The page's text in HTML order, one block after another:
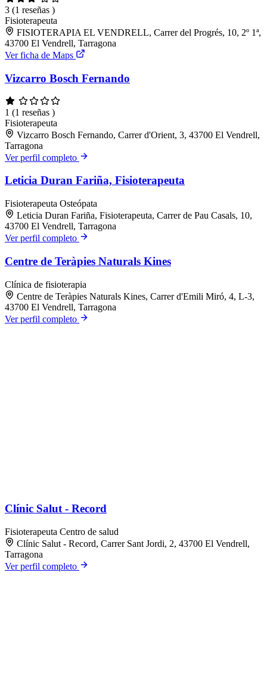
3 (1 reseñas )
Fisioterapeuta
FISIOTERAPIA EL VENDRELL, Carrer del Progrés, 10, 2º 1ª,
43700 El Vendrell, Tarragona
Ver ficha de Maps
Vizcarro Bosch Fernando
1 (1 reseñas )
Fisioterapeuta
Vizcarro Bosch Fernando, Carrer d'Orient, 3, 43700 El Vendrell,
Tarragona
Ver perfil completo
Leticia Duran Fariña, Fisioterapeuta
Fisioterapeuta Osteópata
Leticia Duran Fariña, Fisioterapeuta, Carrer de Pau Casals, 10,
43700 El Vendrell, Tarragona
Ver perfil completo
Centre de Teràpies Naturals Kines
Clínica de fisioterapia
Centre de Teràpies Naturals Kines, Carrer d'Emili Miró, 4, L-3,
43700 El Vendrell, Tarragona
Ver perfil completo
Clínic Salut - Record
Fisioterapeuta Centro de salud
Clínic Salut - Record, Carrer Sant Jordi, 2, 43700 El Vendrell,
Tarragona
Ver perfil completo